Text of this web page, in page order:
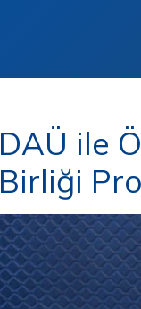
DAÜ ile
Birliği